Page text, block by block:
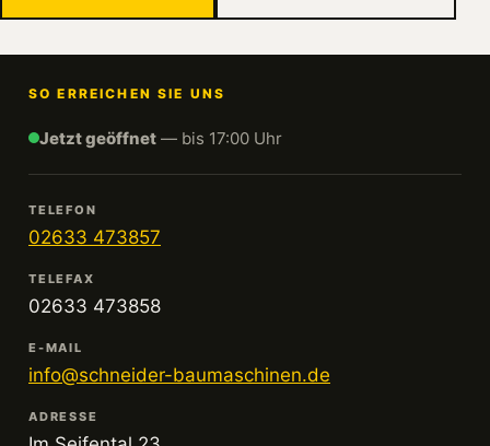
SO ERREICHEN SIE UNS
Jetzt geöffnet — bis 17:00 Uhr
TELEFON
02633 473857
TELEFAX
02633 473858
E-MAIL
info@schneider-baumaschinen.de
ADRESSE